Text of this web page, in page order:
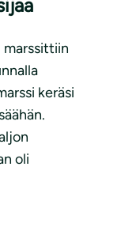
marssittiin
keräsi
oli